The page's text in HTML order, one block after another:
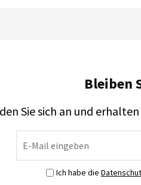
Bleiben
Sie sich an und erhalten
Ich habe die